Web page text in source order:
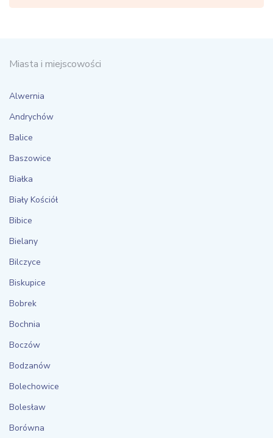
Miasta i miejscowości
Alwernia
Andrychów
Balice
Baszowice
Białka
Biały Kościół
Bibice
Bielany
Bilczyce
Biskupice
Bobrek
Bochnia
Boczów
Bodzanów
Bolechowice
Bolesław
Borówna